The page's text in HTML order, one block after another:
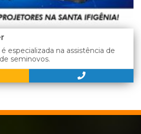
especializada na assistência de
seminovos.